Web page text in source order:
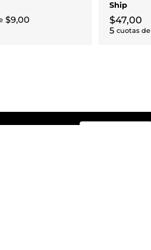
$9,00
Ship
$47,00
5 cuotas de